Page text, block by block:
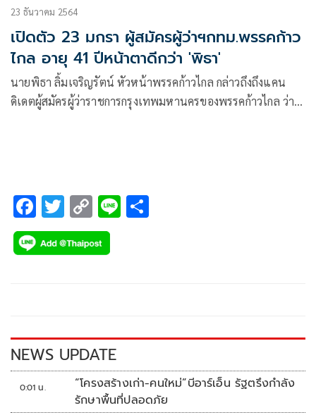
23 ธันวาคม 2564
เปิดตัว 23 มกรา ผู้สมัครผู้ว่าฯกทม.พรรคก้าว
ไกล อายุ 41 ปีหน้าตาดีกว่า 'พิธา'
นายพิธา ลิ้มเจริญรัตน์ หัวหน้าพรรคก้าวไกล กล่าวถึงถึงแคน
ดิเดตผู้สมัครผู้ว่าราชการกรุงเทพมหานครของพรรคก้าวไกล ว่า
F
ac
e
k
T
wi
tt
C
o
p
k
Li
NEWS UPDATE
0:01 น.
“โครงสร้างเก่า-คนใหม่”บีอาร์เอ็น รัฐตรึงกำลัง
รักษาพื้นที่ปลอดภัย